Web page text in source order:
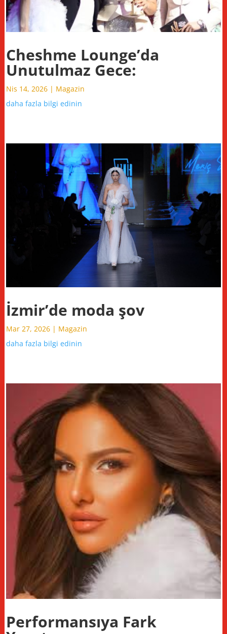
Cheshme Lounge’da
Unutulmaz Gece:
Nis 14, 2026 | Magazin
daha fazla bilgi edinin
İzmir’de moda şov
Mar 27, 2026 | Magazin
daha fazla bilgi edinin
Performansıya Fark